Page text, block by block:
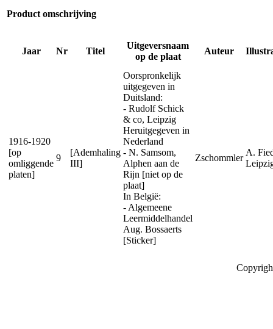
Product omschrijving
Jaar Nr Titel
Uitgeversnaam
op de plaat
Auteur
1916-1920
[op
omliggende
platen]
9
[Ademhaling
III]
Oorspronkelijk
uitgegeven in
Duitsland:
- Rudolf Schick
& co, Leipzig
Heruitgegeven in
Nederland
- N. Samsom,
Alphen aan de
Rijn [niet op de
plaat]
In België:
- Algemeene
Leermiddelhandel
Aug. Bossaerts
[Sticker]
Zschommler
A.